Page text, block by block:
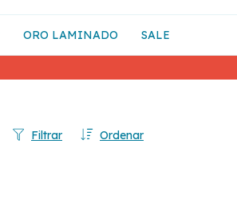
ORO LAMINADO SALE
Ordenar
Filtrar